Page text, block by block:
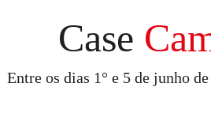
Case
Entre os dias 1° e 5 de junho